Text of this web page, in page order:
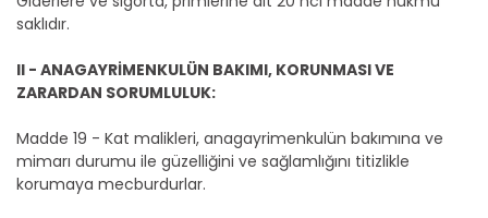
saklıdır.
II - ANAGAYRİMENKULÜN BAKIMI, KORUNMASI VE
ZARARDAN SORUMLULUK:
Madde 19 - Kat malikleri, anagayrimenkulün bakımına ve
mimarı durumu ile güzelliğini ve sağlamlığını titizlikle
korumaya mecburdurlar.